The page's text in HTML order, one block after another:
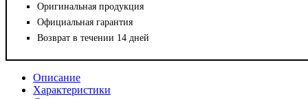
Оригинальная продукция
Официальная гарантия
Возврат в течении 14 дней
Описание
Характеристики